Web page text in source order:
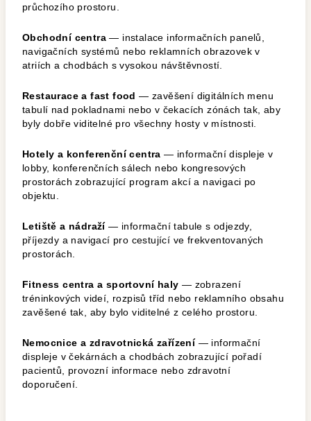
průchozího prostoru.
Obchodní centra — instalace informačních panelů,
navigačních systémů nebo reklamních obrazovek v
atriích a chodbách s vysokou návštěvností.
Restaurace a fast food — zavěšení digitálních menu
tabulí nad pokladnami nebo v čekacích zónách tak, aby
byly dobře viditelné pro všechny hosty v místnosti.
Hotely a konferenční centra — informační displeje v
lobby, konferenčních sálech nebo kongresových
prostorách zobrazující program akcí a navigaci po
objektu.
Letiště a nádraží— informační tabule s odjezdy,
příjezdy a navigací pro cestující ve frekventovaných
prostorách.
Fitness centra a sportovní haly — zobrazení
tréninkových videí, rozpisů tříd nebo reklamního obsahu
zavěšené tak, aby bylo viditelné z celého prostoru.
Nemocnice a zdravotnická zařízení— informační
displeje v čekárnách a chodbách zobrazující pořadí
pacientů, provozní informace nebo zdravotní
doporučení.